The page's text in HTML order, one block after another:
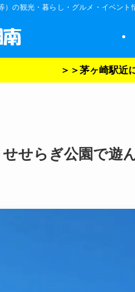
の観光・暮らし・グルメ・イベント
＞＞茅ヶ崎駅近
せせらぎ公園で